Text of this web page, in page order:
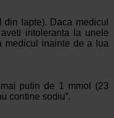
lapte). Daca medicul
intoleranta la unele
medicul inainte de a lua
putin de 1 mmol (23
contine sodiu”.